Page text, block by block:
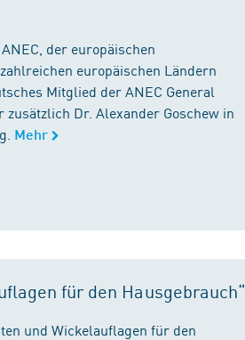
der europäischen
europäischen Ländern
Mitglied der ANEC General
Dr. Alexander Goschew in
Mehr
für den Hausgebrauch“
und Wickelauflagen für den